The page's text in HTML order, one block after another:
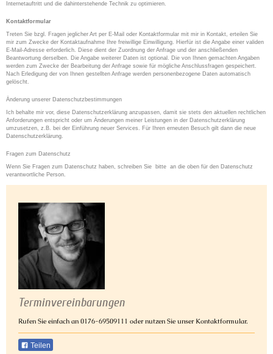
Internetauftritt und die dahinterstehende Technik zu optimieren.
Kontaktformular
Treten Sie bzgl. Fragen jeglicher Art per E-Mail oder Kontaktformular mit mir in Kontakt, erteilen Sie
mir zum Zwecke der Kontaktaufnahme Ihre freiwillige Einwilligung. Hierfür ist die Angabe einer validen
E-Mail-Adresse erforderlich. Diese dient der Zuordnung der Anfrage und der anschließenden
Beantwortung derselben. Die Angabe weiterer Daten ist optional. Die von Ihnen gemachten Angaben
werden zum Zwecke der Bearbeitung der Anfrage sowie für mögliche Anschlussfragen gespeichert.
Nach Erledigung der von Ihnen gestellten Anfrage werden personenbezogene Daten automatisch
gelöscht.
Änderung unserer Datenschutzbestimmungen
Ich behalte mir vor, diese Datenschutzerklärung anzupassen, damit sie stets den aktuellen rechtlichen
Anforderungen entspricht oder um Änderungen meiner Leistungen in der Datenschutzerklärung
umzusetzen, z.B. bei der Einführung neuer Services. Für Ihren erneuten Besuch gilt dann die neue
Datenschutzerklärung.
Fragen zum Datenschutz
Wenn Sie Fragen zum Datenschutz haben, schreiben Sie bitte an die oben für den Datenschutz
verantwortliche Person.
Terminvereinbarungen
Rufen Sie einfach an 0176-69509111 oder nutzen Sie unser Kontaktformular.
Teilen